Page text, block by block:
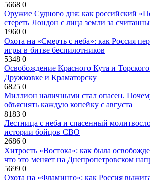
5668 0
Оружие Судного дня: как российский
стереть Лондон с лица земли за
1960 0
Охота на «Смерть с неба»: как Россия
игры в битве беспилотников
5348 0
Освобождение Красного Кута и
Дружковке и Краматорску
6825 0
Миллион наличными стал опасен.
объяснять каждую копейку с августа
8183 0
Лестница с неба и спасенный
истории бойцов СВО
2686 0
Хитрость «Востока»: как была
что это меняет на Днепропетровском
5699 0
Охота на «Фламинго»: как Россия